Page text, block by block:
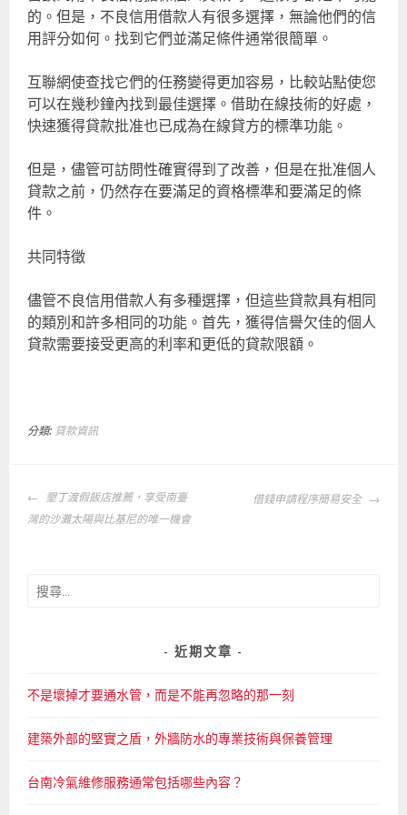
的。但是，不良信用借款人有很多選擇，無論他們的信
用評分如何。找到它們並滿足條件通常很簡單。
互聯網使查找它們的任務變得更加容易，比較站點使您
可以在幾秒鐘內找到最佳選擇。借助在線技術的好處，
快速獲得貸款批准也已成為在線貸方的標準功能。
但是，儘管可訪問性確實得到了改善，但是在批准個人
貸款之前，仍然存在要滿足的資格標準和要滿足的條
件。
共同特徵
儘管不良信用借款人有多種選擇，但這些貸款具有相同
的類別和許多相同的功能。首先，獲得信譽欠佳的個人
貸款需要接受更高的利率和更低的貸款限額。
分類: 貸款資訊
文
章
墾丁渡假飯店推薦，享受南臺
灣的沙灘太陽與比基尼的唯一機會
借錢申請程序簡易安全
搜
近期文章
不是壞掉才要通水管，而是不能再忽略的那一刻
建築外部的堅實之盾，外牆防水的專業技術與保養管理
台南冷氣維修服務通常包括哪些內容？